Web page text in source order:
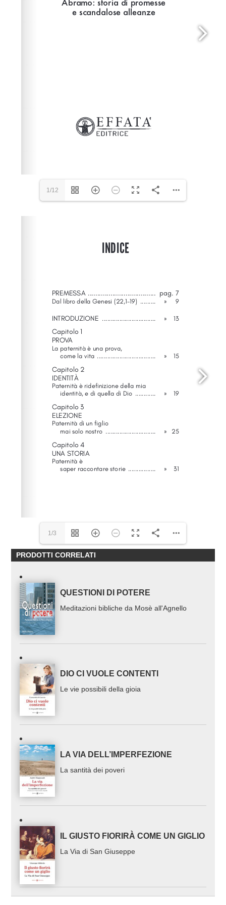
1/12
1/3
PRODOTTI CORRELATI
QUESTIONI DI POTERE
Meditazioni bibliche da Mosè all'Agnello
DIO CI VUOLE CONTENTI
Le vie possibili della gioia
LA VIA DELL’IMPERFEZIONE
La santità dei poveri
IL GIUSTO FIORIRÀ COME UN GIGLIO
La Via di San Giuseppe